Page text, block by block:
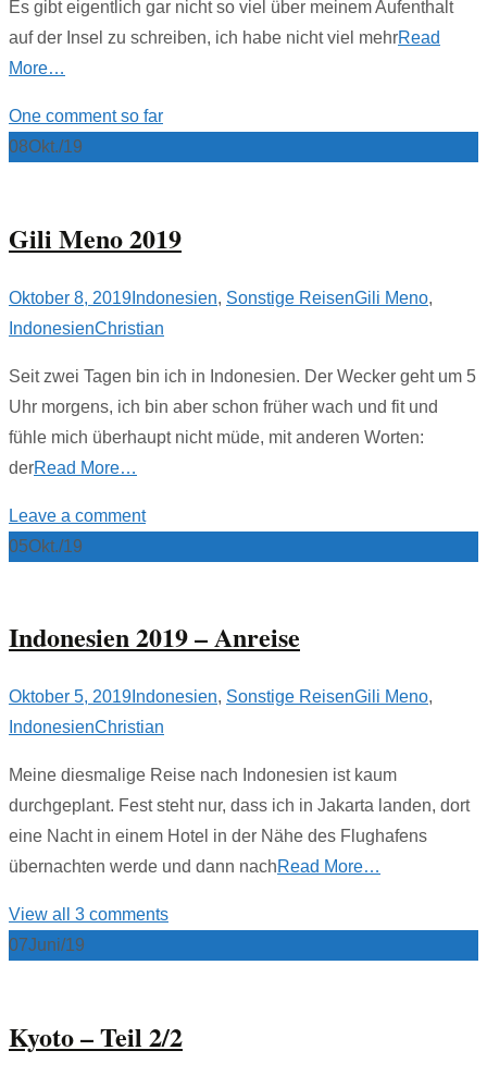
Es gibt eigentlich gar nicht so viel über meinem Aufenthalt
auf der Insel zu schreiben, ich habe nicht viel mehrRead
More…
One comment so far
08Okt./19
Gili Meno 2019
Oktober 8, 2019 Indonesien, Sonstige ReisenGili Meno,
IndonesienChristian
Seit zwei Tagen bin ich in Indonesien. Der Wecker geht um 5
Uhr morgens, ich bin aber schon früher wach und fit und
fühle mich überhaupt nicht müde, mit anderen Worten:
derRead More…
Leave a comment
05Okt./19
Indonesien 2019 – Anreise
Oktober 5, 2019 Indonesien, Sonstige ReisenGili Meno,
IndonesienChristian
Meine diesmalige Reise nach Indonesien ist kaum
durchgeplant. Fest steht nur, dass ich in Jakarta landen, dort
eine Nacht in einem Hotel in der Nähe des Flughafens
übernachten werde und dann nachRead More…
View all 3 comments
07Juni/19
Kyoto – Teil 2/2